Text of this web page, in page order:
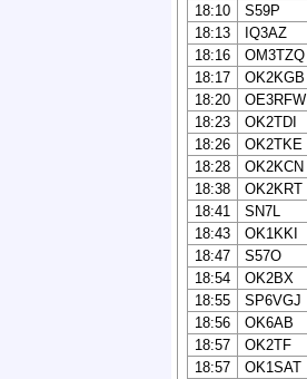
18:10
S59P
18:13
IQ3AZ
18:16
OM3TZQ
18:17
OK2KGB
18:20
OE3RFW
18:23
OK2TDI
18:26
OK2TKE
18:28
OK2KCN
18:38
OK2KRT
18:41
SN7L
18:43
OK1KKI
18:47
S57O
18:54
OK2BX
18:55
SP6VGJ
18:56
OK6AB
18:57
OK2TF
18:57
OK1SAT